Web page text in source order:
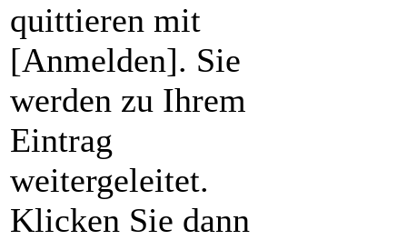
quittieren mit
[Anmelden]. Sie
werden zu Ihrem
Eintrag
weitergeleitet.
Klicken Sie dann